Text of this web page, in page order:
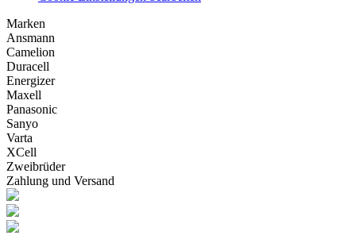
Marken
Ansmann
Camelion
Duracell
Energizer
Maxell
Panasonic
Sanyo
Varta
XCell
Zweibrüder
Zahlung und Versand